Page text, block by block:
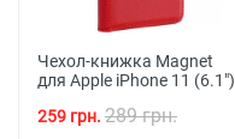
Чехол-книжка Magnet
для Apple iPhone 11 (6.1")
259 грн. 289 грн.